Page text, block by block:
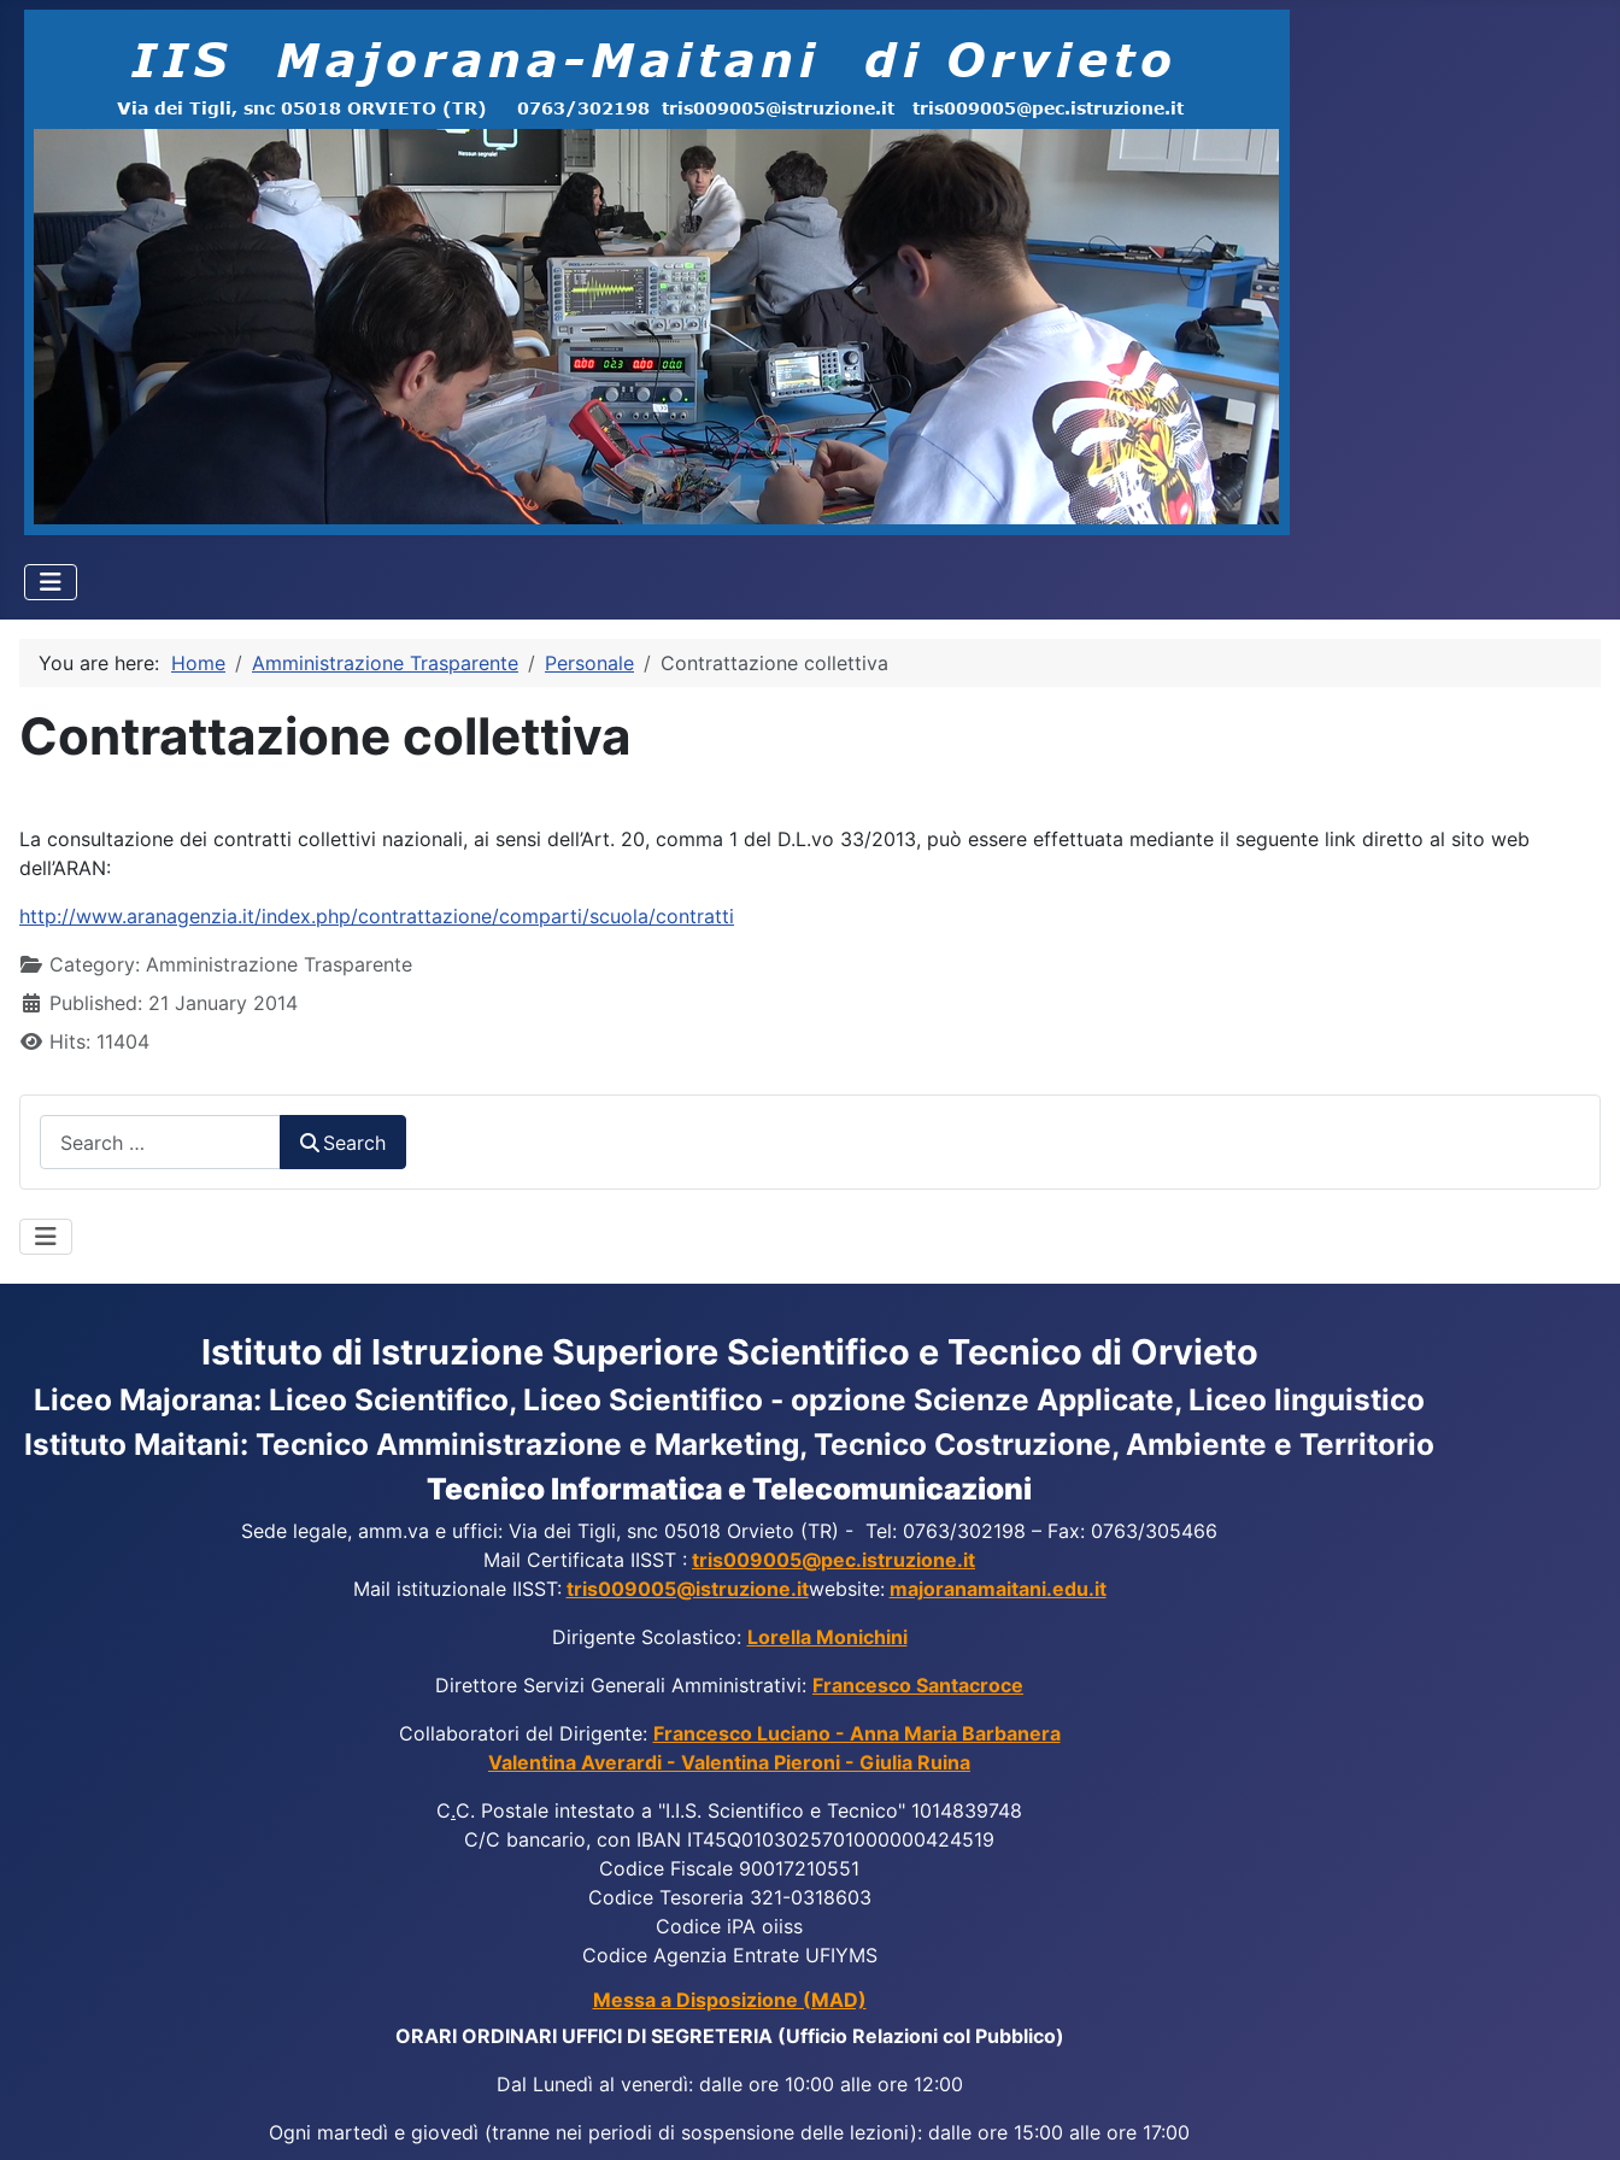
You are here: Home Amministrazione Trasparente Personale Contrattazione collettiva
Contrattazione collettiva
La consultazione dei contratti collettivi nazionali, ai sensi dell’Art. 20, comma 1 del D.L.vo 33/2013, può essere effettuata mediante il seguente link diretto al sito web
dell’ARAN:
http://www.aranagenzia.it/index.php/contrattazione/comparti/scuola/contratti
DetailsCategory: Amministrazione Trasparente
Published: 21 January 2014
Hits: 11404
Search
Istituto di Istruzione Superiore Scientifico e Tecnico di Orvieto
Liceo Majorana: Liceo Scientifico, Liceo Scientifico - opzione Scienze Applicate, Liceo linguistico
Istituto Maitani: Tecnico Amministrazione e Marketing, Tecnico Costruzione, Ambiente e Territorio
Tecnico Informatica e Telecomunicazioni
Sede legale, amm.va e uffici: Via dei Tigli, snc 05018 Orvieto (TR) - Tel: 0763/302198 – Fax: 0763/305466
Mail Certificata IISST : tris009005@pec.istruzione.it
Mail istituzionale IISST: tris009005@istruzione.itwebsite: majoranamaitani.edu.it
Dirigente Scolastico: Lorella Monichini
Direttore Servizi Generali Amministrativi: Francesco Santacroce
Collaboratori del Dirigente: Francesco Luciano - Anna Maria Barbanera
Valentina Averardi - Valentina Pieroni - Giulia Ruina
C.C. Postale intestato a "I.I.S. Scientifico e Tecnico" 1014839748
C/C bancario, con IBAN IT45Q0103025701000000424519
Codice Fiscale 90017210551
Codice Tesoreria 321-0318603
Codice iPA oiiss
Codice Agenzia Entrate UFIYMS
Messa a Disposizione (MAD)
ORARI ORDINARI UFFICI DI SEGRETERIA (Ufficio Relazioni col Pubblico)
Dal Lunedì al venerdì: dalle ore 10:00 alle ore 12:00
Ogni martedì e giovedì (tranne nei periodi di sospensione delle lezioni): dalle ore 15:00 alle ore 17:00